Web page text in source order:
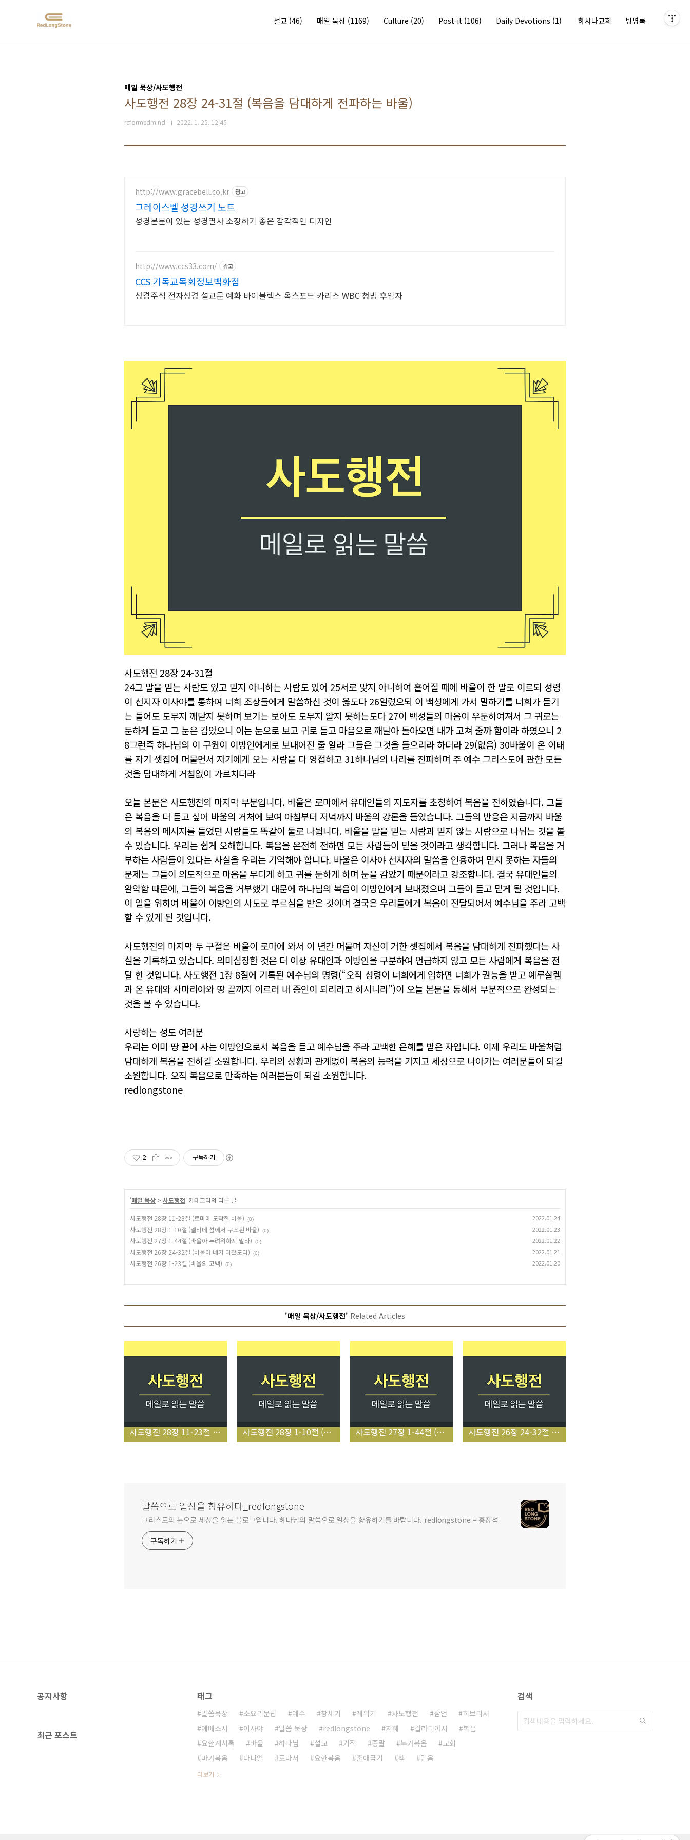
설교 (46) 매일 묵상 (1169) Culture (20) Post-it (106) Daily Devotions (1) 하사나교회 방명록
매일 묵상/사도행전
사도행전 28장 24-31절 (복음을 담대하게 전파하는 바울)
reformedmind 2022. 1. 25. 12:45
http://www.gracebell.co.kr 광고
그레이스벨 성경쓰기 노트
성경본문이 있는 성경필사 소장하기 좋은 감각적인 디자인
http://www.ccs33.com/ 광고
CCS 기독교목회정보백화점
성경주석 전자성경 설교문 예화 바이블렉스 옥스포드 카리스 WBC 청빙 후임자
사도행전 28장 24-31절
24그 말을 믿는 사람도 있고 믿지 아니하는 사람도 있어 25서로 맞지 아니하여 홑어질 때에 바울이 한 말로 이르되 성령
이 선지자 이사야를 통하여 너희 조상들에게 말씀하신 것이 옳도다 26일렀으되 이 백성에게 가서 말하기를 너희가 듣기
는 들어도 도무지 깨닫지 못하며 보기는 보아도 도무지 알지 못하는도다 27이 백성들의 마음이 우둔하여져서 그 귀로는
둔하게 듣고 그 눈은 감았으니 이는 눈으로 보고 귀로 듣고 마음으로 깨달아 돌아오면 내가 고쳐 줄까 함이라 하였으니 2
8그런즉 하나님의 이 구원이 이방인에게로 보내어진 줄 알라 그들은 그것을 들으리라 하더라 29(없음) 30바울이 온 이태
를 자기 셋집에 머물면서 자기에게 오는 사람을 다 영접하고 31하나님의 나라를 전파하며 주 예수 그리스도에 관한 모든
것을 담대하게 거침없이 가르치더라
오늘 본문은 사도행전의 마지막 부분입니다. 바울은 로마에서 유대인들의 지도자를 초청하여 복음을 전하였습니다. 그들
은 복음을 더 듣고 싶어 바울의 거처에 보여 아침부터 저녁까지 바울의 강론을 들었습니다. 그들의 반응은 지금까지 바울
의 복음의 메시지를 들었던 사람들도 똑같이 둘로 나뉩니다. 바울을 말을 믿는 사람과 믿지 않는 사람으로 나뉘는 것을 볼
수 있습니다. 우리는 쉽게 오해합니다. 복음을 온전히 전하면 모든 사람들이 믿을 것이라고 생각합니다. 그러나 복음을 거
부하는 사람들이 있다는 사실을 우리는 기억해야 합니다. 바울은 이사야 선지자의 말씀을 인용하여 믿지 못하는 자들의
문제는 그들이 의도적으로 마음을 무디게 하고 귀를 둔하게 하며 눈을 감았기 때문이라고 강조합니다. 결국 유대인들의
완악함 때문에, 그들이 복음을 거부했기 대문에 하나님의 복음이 이방인에게 보내졌으며 그들이 듣고 믿게 될 것입니다.
이 일을 위하여 바울이 이방인의 사도로 부르심을 받은 것이며 결국은 우리들에게 복음이 전달되어서 예수님을 주라 고백
할 수 있게 된 것입니다.
사도행전의 마지막 두 구절은 바울이 로마에 와서 이 년간 머물며 자신이 거한 셋집에서 복음을 담대하게 전파했다는 사
실을 기록하고 있습니다. 의미심장한 것은 더 이상 유대인과 이방인을 구분하여 언급하지 않고 모든 사람에게 복음을 전
달 한 것입니다. 사도행전 1장 8절에 기록된 예수님의 명령(“오직 성령이 너희에게 임하면 너희가 권능을 받고 예루살렘
과 온 유대와 사마리아와 땅 끝까지 이르러 내 증인이 되리라고 하시니라”)이 오늘 본문을 통해서 부분적으로 완성되는
것을 볼 수 있습니다.
사랑하는 성도 여러분
우리는 이미 땅 끝에 사는 이방인으로서 복음을 듣고 예수님을 주라 고백한 은혜를 받은 자입니다. 이제 우리도 바울처럼
담대하게 복음을 전하길 소원합니다. 우리의 상황과 관계없이 복음의 능력을 가지고 세상으로 나아가는 여러분들이 되길
소원합니다. 오직 복음으로 만족하는 여러분들이 되길 소원합니다.
redlongstone
2 구독하기
'매일 묵상 > 사도행전' 카테고리의 다른 글
사도행전 28장 11-23절 (로마에 도착한 바울) (0) 2022.01.24
사도행전 28장 1-10절 (멜리데 섬에서 구조된 바울) (0) 2022.01.23
사도행전 27장 1-44절 (바울아 두려워하지 말라) (0) 2022.01.22
사도행전 26장 24-32절 (바울아 네가 미쳤도다) (0) 2022.01.21
사도행전 26장 1-23절 (바울의 고백) (0) 2022.01.20
'매일 묵상/사도행전' Related Articles
사도행전 28장 11-23절 (로마에 도착한 바울) 사도행전 28장 1-10절 (멜리데 섬에서 구조된 바울) 사도행전 27장 1-44절 (바울아 두려워하지 말라) 사도행전 26장 24-32절 (바울아 네가 미쳤도다)
말씀으로 일상을 향유하다_redlongstone
그리스도의 눈으로 세상을 읽는 블로그입니다. 하나님의 말씀으로 일상을 향유하기를 바랍니다. redlongstone = 홍장석
구독하기
공지사항
최근 포스트
태그
말씀묵상 소요리문답 예수 창세기 레위기 사도행전 잠언
히브리서
에베소서
이사야 말씀 묵상 redlongstone 지혜 갈라디아서
복음
요한계시록
바울 하나님 설교 기적 종말 누가복음
교회
마가복음
다니엘 로마서 요한복음 출애굽기 책 믿음
더보기
검색